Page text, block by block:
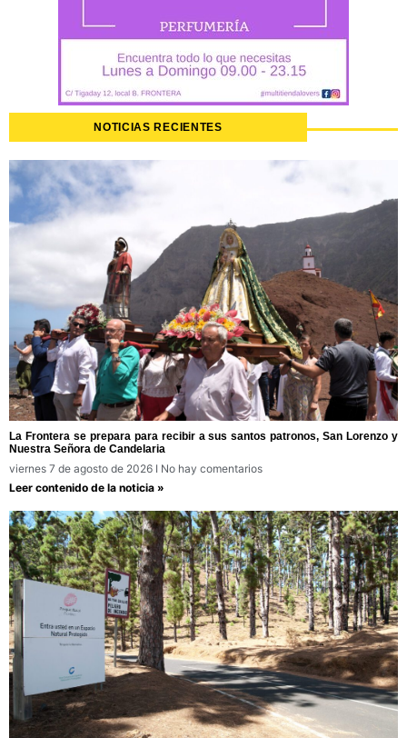
NOTICIAS RECIENTES
La Frontera se prepara para recibir a sus santos patronos, San Lorenzo y
Nuestra Señora de Candelaria
viernes 7 de agosto de 2026
No hay comentarios
Leer contenido de la noticia »